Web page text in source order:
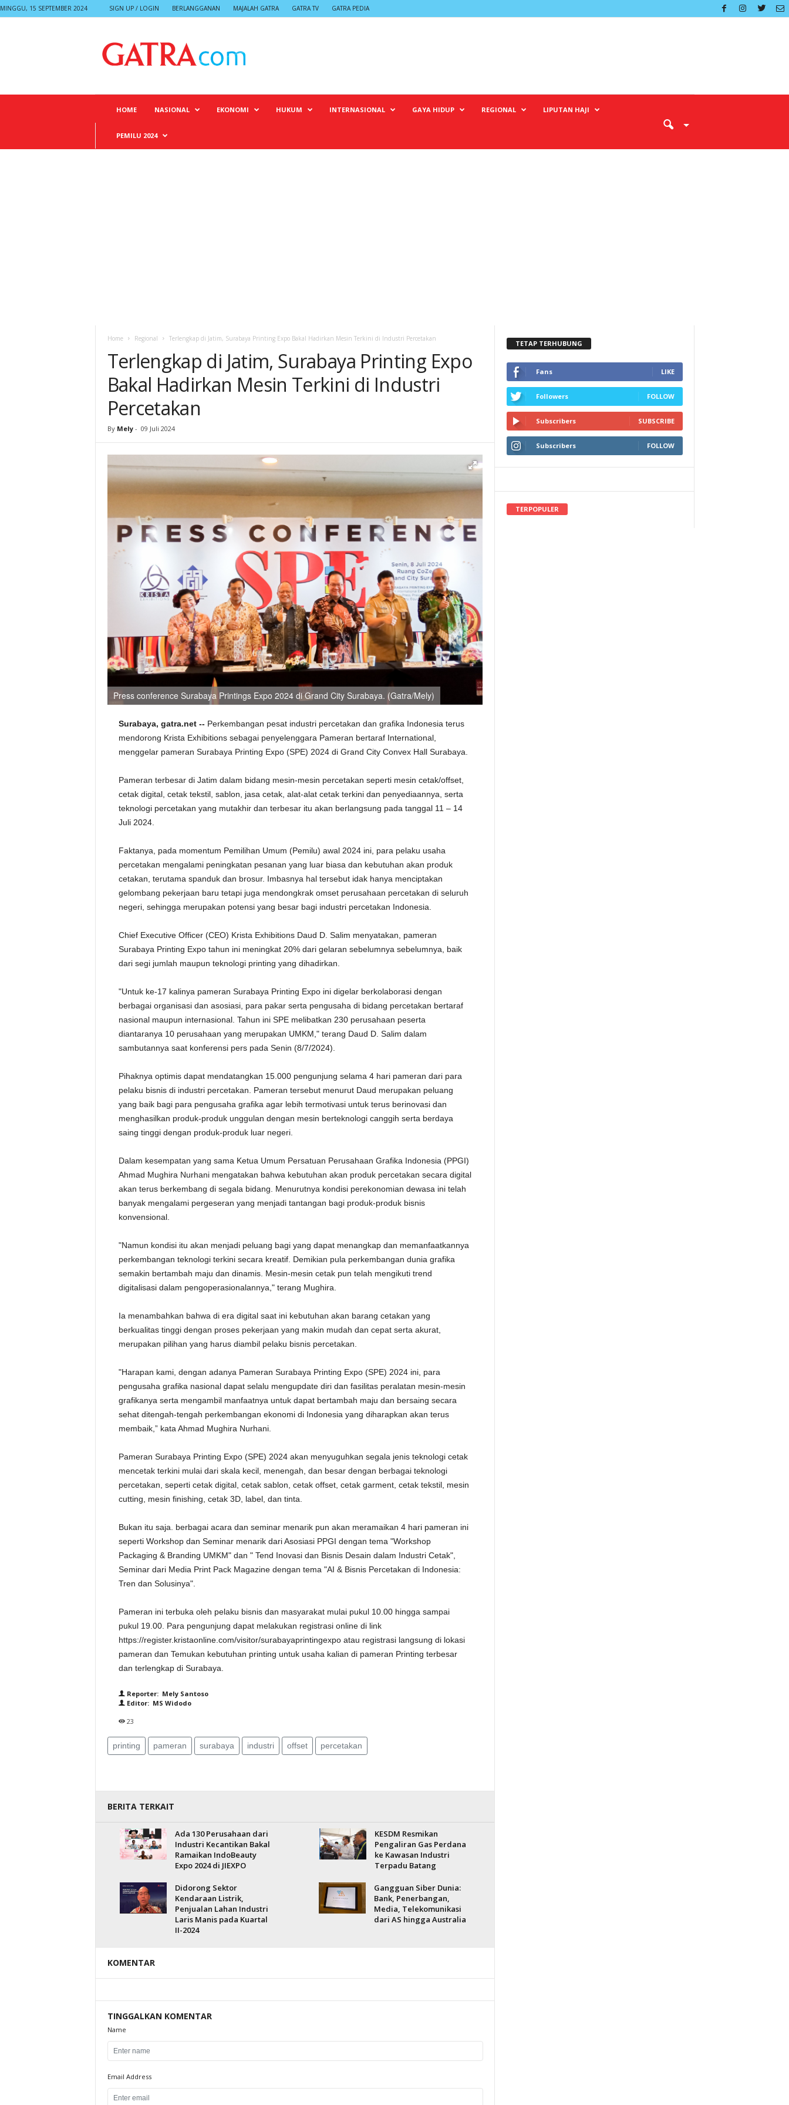
MINGGU, 15 SEPTEMBER 2024 SIGN UP / LOGIN BERLANGGANAN MAJALAH GATRA GATRA TV GATRA PEDIA
HOME NASIONAL EKONOMI HUKUM INTERNASIONAL GAYA HIDUP REGIONAL LIPUTAN HAJI
PEMILU 2024
Home Regional Terlengkap di Jatim, Surabaya Printing Expo Bakal Hadirkan Mesin Terkini di Industri Percetakan
Terlengkap di Jatim, Surabaya Printing Expo
Bakal Hadirkan Mesin Terkini di Industri
Percetakan
By Mely - 09 Juli 2024
Press conference Surabaya Printings Expo 2024 di Grand City Surabaya. (Gatra/Mely)
Surabaya, gatra.net --Perkembangan pesat industri percetakan dan grafika Indonesia terus
mendorong Krista Exhibitions sebagai penyelenggara Pameran bertaraf International,
menggelar pameran Surabaya Printing Expo (SPE) 2024 di Grand City Convex Hall Surabaya.
Pameran terbesar di Jatim dalam bidang mesin-mesin percetakan seperti mesin cetak/offset,
cetak digital, cetak tekstil, sablon, jasa cetak, alat-alat cetak terkini dan penyediaannya, serta
teknologi percetakan yang mutakhir dan terbesar itu akan berlangsung pada tanggal 11 – 14
Juli 2024.
Faktanya, pada momentum Pemilihan Umum (Pemilu) awal 2024 ini, para pelaku usaha
percetakan mengalami peningkatan pesanan yang luar biasa dan kebutuhan akan produk
cetakan, terutama spanduk dan brosur. Imbasnya hal tersebut idak hanya menciptakan
gelombang pekerjaan baru tetapi juga mendongkrak omset perusahaan percetakan di seluruh
negeri, sehingga merupakan potensi yang besar bagi industri percetakan Indonesia.
Chief Executive Officer (CEO) Krista Exhibitions Daud D. Salim menyatakan, pameran
Surabaya Printing Expo tahun ini meningkat 20% dari gelaran sebelumnya sebelumnya, baik
dari segi jumlah maupun teknologi printing yang dihadirkan.
"Untuk ke-17 kalinya pameran Surabaya Printing Expo ini digelar berkolaborasi dengan
berbagai organisasi dan asosiasi, para pakar serta pengusaha di bidang percetakan bertaraf
nasional maupun internasional. Tahun ini SPE melibatkan 230 perusahaan peserta
diantaranya 10 perusahaan yang merupakan UMKM," terang Daud D. Salim dalam
sambutannya saat konferensi pers pada Senin (8/7/2024).
Pihaknya optimis dapat mendatangkan 15.000 pengunjung selama 4 hari pameran dari para
pelaku bisnis di industri percetakan. Pameran tersebut menurut Daud merupakan peluang
yang baik bagi para pengusaha grafika agar lebih termotivasi untuk terus berinovasi dan
menghasilkan produk-produk unggulan dengan mesin berteknologi canggih serta berdaya
saing tinggi dengan produk-produk luar negeri.
Dalam kesempatan yang sama Ketua Umum Persatuan Perusahaan Grafika Indonesia (PPGI)
Ahmad Mughira Nurhani mengatakan bahwa kebutuhan akan produk percetakan secara digital
akan terus berkembang di segala bidang. Menurutnya kondisi perekonomian dewasa ini telah
banyak mengalami pergeseran yang menjadi tantangan bagi produk-produk bisnis
konvensional.
"Namun kondisi itu akan menjadi peluang bagi yang dapat menangkap dan memanfaatkannya
perkembangan teknologi terkini secara kreatif. Demikian pula perkembangan dunia grafika
semakin bertambah maju dan dinamis. Mesin-mesin cetak pun telah mengikuti trend
digitalisasi dalam pengoperasionalannya," terang Mughira.
Ia menambahkan bahwa di era digital saat ini kebutuhan akan barang cetakan yang
berkualitas tinggi dengan proses pekerjaan yang makin mudah dan cepat serta akurat,
merupakan pilihan yang harus diambil pelaku bisnis percetakan.
"Harapan kami, dengan adanya Pameran Surabaya Printing Expo (SPE) 2024 ini, para
pengusaha grafika nasional dapat selalu mengupdate diri dan fasilitas peralatan mesin-mesin
grafikanya serta mengambil manfaatnya untuk dapat bertambah maju dan bersaing secara
sehat ditengah-tengah perkembangan ekonomi di Indonesia yang diharapkan akan terus
membaik,” kata Ahmad Mughira Nurhani.
Pameran Surabaya Printing Expo (SPE) 2024 akan menyuguhkan segala jenis teknologi cetak
mencetak terkini mulai dari skala kecil, menengah, dan besar dengan berbagai teknologi
percetakan, seperti cetak digital, cetak sablon, cetak offset, cetak garment, cetak tekstil, mesin
cutting, mesin finishing, cetak 3D, label, dan tinta.
Bukan itu saja. berbagai acara dan seminar menarik pun akan meramaikan 4 hari pameran ini
seperti Workshop dan Seminar menarik dari Asosiasi PPGI dengan tema "Workshop
Packaging & Branding UMKM" dan " Tend Inovasi dan Bisnis Desain dalam Industri Cetak",
Seminar dari Media Print Pack Magazine dengan tema "AI & Bisnis Percetakan di Indonesia:
Tren dan Solusinya".
Pameran ini terbuka oleh pelaku bisnis dan masyarakat mulai pukul 10.00 hingga sampai
pukul 19.00. Para pengunjung dapat melakukan registrasi online di link
https://register.kristaonline.com/visitor/surabayaprintingexpo atau registrasi langsung di lokasi
pameran dan Temukan kebutuhan printing untuk usaha kalian di pameran Printing terbesar
dan terlengkap di Surabaya.
Reporter: Mely Santoso
Editor: MS Widodo
23
printing pameran surabaya industri offset percetakan
BERITA TERKAIT
Ada 130 Perusahaan dari
Industri Kecantikan Bakal
Ramaikan IndoBeauty
Expo 2024 di JIEXPO
KESDM Resmikan
Pengaliran Gas Perdana
ke Kawasan Industri
Terpadu Batang
Didorong Sektor
Kendaraan Listrik,
Penjualan Lahan Industri
Laris Manis pada Kuartal
II-2024
Gangguan Siber Dunia:
Bank, Penerbangan,
Media, Telekomunikasi
dari AS hingga Australia
KOMENTAR
TINGGALKAN KOMENTAR
Name
Email Address
TETAP TERHUBUNG
Fans LIKE
Followers FOLLOW
Subscribers SUBSCRIBE
Subscribers FOLLOW